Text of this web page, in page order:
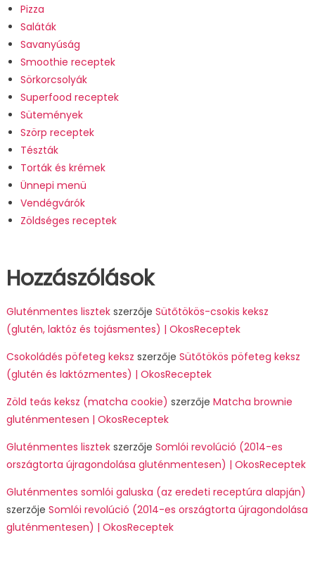
Pizza
Saláták
Savanyúság
Smoothie receptek
Sörkorcsolyák
Superfood receptek
Sütemények
Szörp receptek
Tészták
Torták és krémek
Ünnepi menü
Vendégvárók
Zöldséges receptek
Hozzászólások
Gluténmentes lisztekszerzője Sütőtökös-csokis keksz
(glutén, laktóz és tojásmentes) | OkosReceptek
Csokoládés pöfeteg keksz szerzője Sütőtökös pöfeteg keksz
(glutén és laktózmentes) | OkosReceptek
Zöld teás keksz (matcha cookie) szerzője Matcha brownie
gluténmentesen | OkosReceptek
Gluténmentes lisztekszerzője Somlói revolúció (2014-es
országtorta újragondolása gluténmentesen) | OkosReceptek
Gluténmentes somlói galuska (az eredeti receptúra alapján)
szerzője Somlói revolúció (2014-es országtorta újragondolása
gluténmentesen) | OkosReceptek